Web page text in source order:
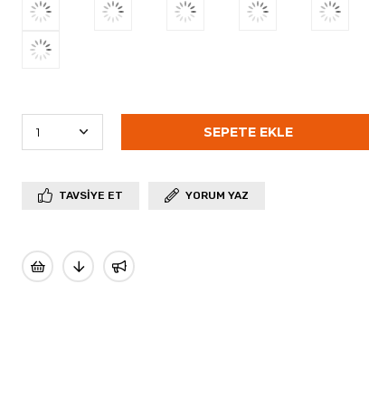
TAVSIYE ET YORUM YAZ